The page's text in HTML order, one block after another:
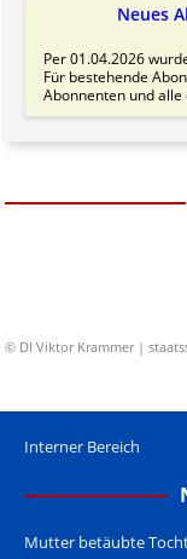
Neues
Per 01.04.2026
Für bestehende
Abonnenten und alle
© DI Viktor Krammer |
Interner Bereich
Mutter betäubte